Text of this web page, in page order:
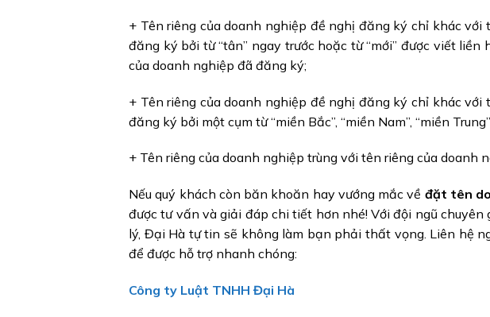
+ Tên riêng của doanh nghiệp đề nghị đăng ký chỉ khác với
đăng ký bởi từ “tân” ngay trước hoặc từ “mới” được viết
của doanh nghiệp đã đăng ký;
+ Tên riêng của doanh nghiệp đề nghị đăng ký chỉ khác với
đăng ký bởi một cụm từ “miền Bắc”, “miền Nam”, “miền
+ Tên riêng của doanh nghiệp trùng với tên riêng của doanh
Nếu quý khách còn băn khoăn hay vướng mắc về đặt tên
được tư vấn và giải đáp chi tiết hơn nhé! Với đội ngũ
lý, Đại Hà tự tin sẽ không làm bạn phải thất vọng. Liên hệ
để được hỗ trợ nhanh chóng:
Công ty Luật TNHH Đại Hà